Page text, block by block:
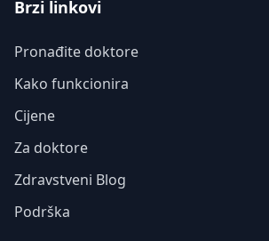
Brzi linkovi
Pronađite doktore
Kako funkcionira
Cijene
Za doktore
Zdravstveni Blog
Podrška